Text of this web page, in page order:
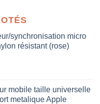
synchronisation micro
résistant (rose)
mobile taille universelle
metalique Apple